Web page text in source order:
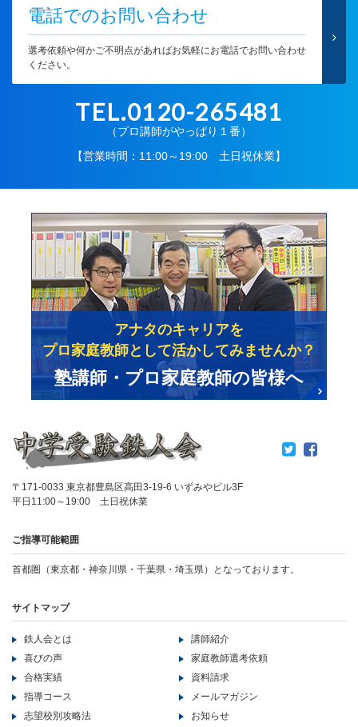
電話でのお問い合わせ
選考依頼や何かご不明点があればお気軽にお電話でお問い合わせ
ください。
TEL.0120-265481
（プロ講師がやっぱり１番）
【営業時間：11:00～19:00 土日祝休業】
〒171-0033 東京都豊島区高田3-19-6 いずみやビル3F
平日11:00～19:00 土日祝休業
ご指導可能範囲
首都圏（東京都・神奈川県・千葉県・埼玉県）となっております。
サイトマップ
鉄人会とは
喜びの声
合格実績
指導コース
志望校別攻略法
講師紹介
家庭教師選考依頼
資料請求
メールマガジン
お知らせ
アナタのキャリアを
プロ家庭教師として活かしてみませんか？
塾講師・プロ家庭教師の皆様へ